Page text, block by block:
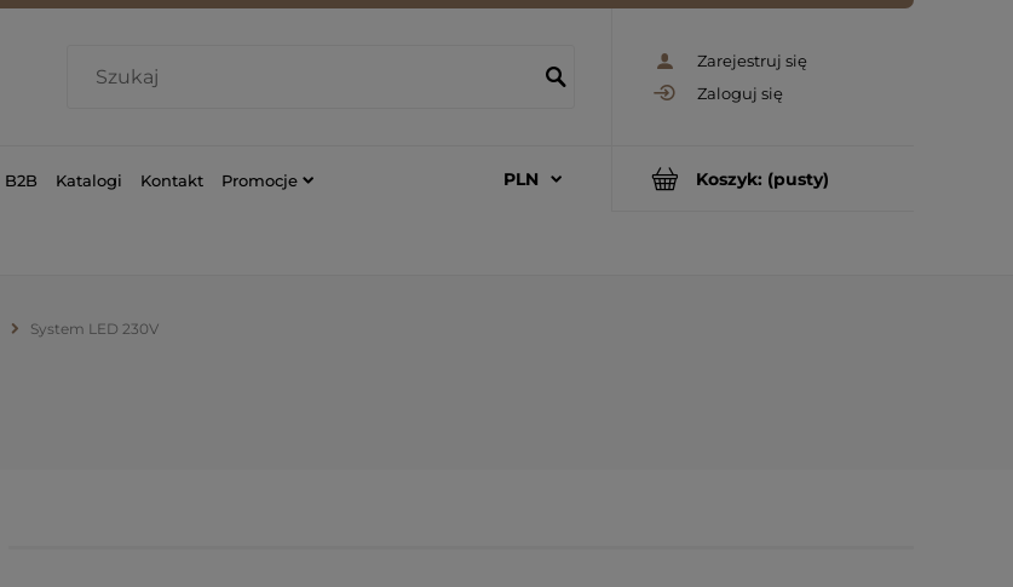
Zarejestruj się
Zaloguj się
Koszyk: (pusty)
B2B Katalogi Kontakt Promocje
System LED 230V